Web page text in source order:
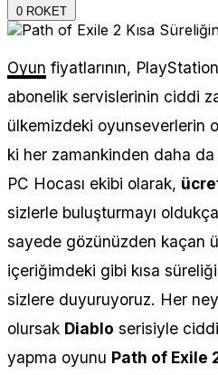
0 ROKET
Oyun fiyatlarının,
abonelik servislerinin ciddi
ülkemizdeki oyunseverlerin
ki her zamankinden daha
PC Hocası ekibi olarak,
sizlerle buluşturmayı
sayede gözünüzden kaçan
içeriğimdeki gibi kısa
sizlere duyuruyoruz. Her
olursak Diablo serisiyle
yapma oyunu Path of Exile